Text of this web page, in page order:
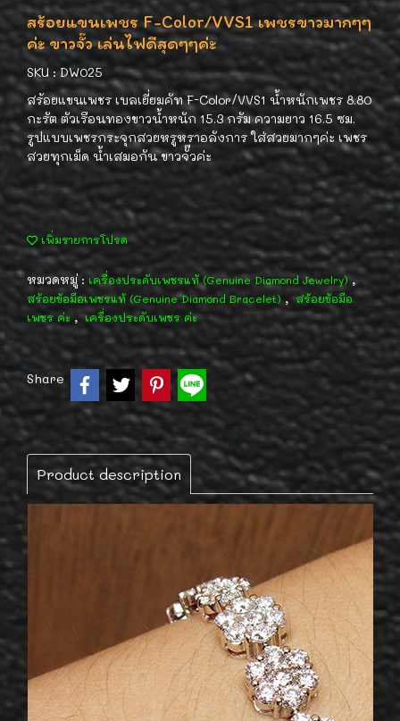
สร้อยแขนเพชร F-Color/VVS1 เพชรขาวมากๆๆ
ค่ะ ขาวจั๊ว เล่นไฟดีสุดๆๆค่ะ
SKU : DW025
สร้อยแขนเพชร เบลเยี่ยมคัท F-Color/VVS1 น้ำหนักเพชร 8.80
กะรัต ตัวเรือนทองขาวน้ำหนัก 15.3 กรัม ความยาว 16.5 ซม.
รูปแบบเพชรกระจุกสวยหรูหราอลังการ ใส่สวยมากๆค่ะ เพชร
สวยทุกเม็ด น้ำเสมอกัน ขาวจั๊วค่ะ
เพิ่มรายการโปรด
หมวดหมู่ :เครื่องประดับเพชรแท้ (Genuine Diamond Jewelry) ,
สร้อยข้อมือเพชรแท้ (Genuine Diamond Bracelet) , สร้อยข้อมือ
เพชร ค่ะ , เครื่องประดับเพชร ค่ะ
Share
Product description